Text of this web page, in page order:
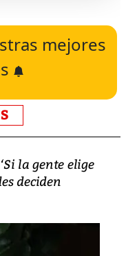
mejores
la gente elige
deciden